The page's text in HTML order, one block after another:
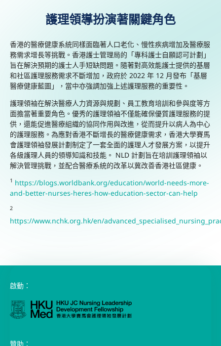
護理領導扮演著關鍵角色
務需求增長等挑戰。香港護士管理局的「 專科護士自願認可計劃」
旨在解決預期的護 士 人手短缺問題。隨著對高效能護士提供的基層
和社區護理服務需求不斷增加，政府於2022年12月發布「基層
醫療健康藍圖」，當中亦強調加強上述 護理服務的重要性。
醫療
面擔當著重要角色。優秀的護理領袖 不僅能確保優質護理服務的提
供，還能促進醫療組織的協同作用與改進，從而提升以病人為中心
的護理服務。為應對香港不斷增長的醫療 健康需求，香港大學賽馬
會護理領袖發展計劃制定了一套全面的護理人才發展 方案，以提升
各級護理人員的領導知識和技能。NLD計劃旨在培訓護理領袖以
解決管理挑戰，並配合醫療系統 的 改革以冀改善香港社區健康。
1
and-better-nurses-heres-how-education-sector-can-help
https://www.nchk.org.hk/en/